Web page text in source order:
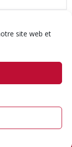
site web et
réservés.